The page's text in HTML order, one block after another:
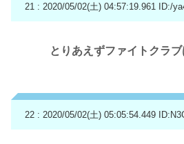
21 : 2020/05/02(土) 04:57:19.961 ID:/
とりあえずファイトクラ
22 : 2020/05/02(土) 05:05:54.449